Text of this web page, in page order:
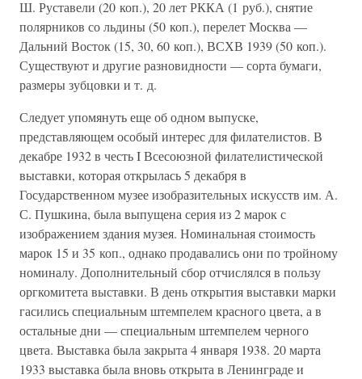
Ш. Руставели (20 коп.), 20 лет РККА (1 руб.), снятие
полярников со льдины (50 коп.), перелет Москва —
Дальний Восток (15, 30, 60 коп.), ВСХВ 1939 (50 коп.).
Существуют и другие разновидности — сорта бумаги,
размеры зубцовки и т. д.
Следует упомянуть еще об одном выпуске,
представляющем особый интерес для филателистов. В
декабре 1932 в честь I Всесоюзной филателистической
выставки, которая открылась 5 декабря в
Государственном музее изобразительных искусств им. А.
С. Пушкина, была выпущена серия из 2 марок с
изображением здания музея. Номинальная стоимость
марок 15 и 35 коп., однако продавались они по тройному
номиналу. Дополнительный сбор отчислялся в пользу
оргкомитета выставки. В день открытия выставки марки
гасились специальным штемпелем красного цвета, а в
остальные дни — специальным штемпелем черного
цвета. Выставка была закрыта 4 января 1938. 20 марта
1933 выставка была вновь открыта в Ленинграде и